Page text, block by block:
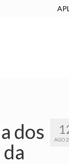
AGO
dos